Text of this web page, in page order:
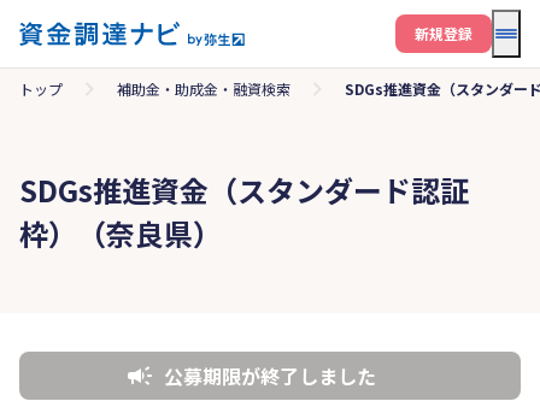
メ
新規登録
トップ 補助金・助成金・融資検索 SDGs推進資金（スタンダー
SDGs推進資金（スタンダード認証
枠）（奈良県）
公募期限が終了しました